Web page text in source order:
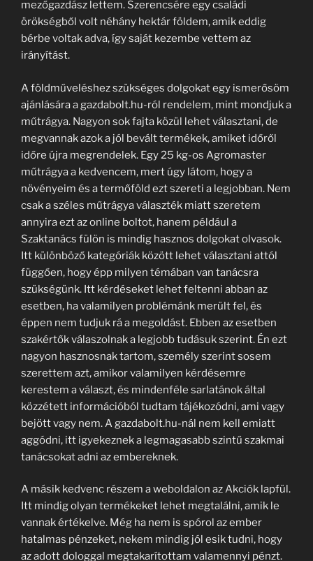
mezőgazdász lettem. Szerencsére egy családi
örökségből volt néhány hektár földem, amik eddig
bérbe voltak adva, így saját kezembe vettem az
irányítást.
A földműveléshez szükséges dolgokat egy ismerősöm
ajánlására a gazdabolt.hu-ról rendelem, mint mondjuk a
műtrágya. Nagyon sok fajta közül lehet választani, de
megvannak azok a jól bevált termékek, amiket időről
időre újra megrendelek. Egy 25 kg-os Agromaster
műtrágya a kedvencem, mert úgy látom, hogy a
növényeim és a termőföld ezt szereti a legjobban. Nem
csak a széles műtrágya választék miatt szeretem
annyira ezt az online boltot, hanem például a
Szaktanács fülön is mindig hasznos dolgokat olvasok.
Itt különböző kategóriák között lehet választani attól
függően, hogy épp milyen témában van tanácsra
szükségünk. Itt kérdéseket lehet feltenni abban az
esetben, ha valamilyen problémánk merült fel, és
éppen nem tudjuk rá a megoldást. Ebben az esetben
szakértők válaszolnak a legjobb tudásuk szerint. Én ezt
nagyon hasznosnak tartom, személy szerint sosem
szerettem azt, amikor valamilyen kérdésemre
kerestem a választ, és mindenféle sarlatánok által
közzétett információból tudtam tájékozódni, ami vagy
bejött vagy nem. A gazdabolt.hu-nál nem kell emiatt
aggódni, itt igyekeznek a legmagasabb szintű szakmai
tanácsokat adni az embereknek.
A másik kedvenc részem a weboldalon az Akciók lapfül.
Itt mindig olyan termékeket lehet megtalálni, amik le
vannak értékelve. Még ha nem is spórol az ember
hatalmas pénzeket, nekem mindig jól esik tudni, hogy
az adott dologgal megtakarítottam valamennyi pénzt.